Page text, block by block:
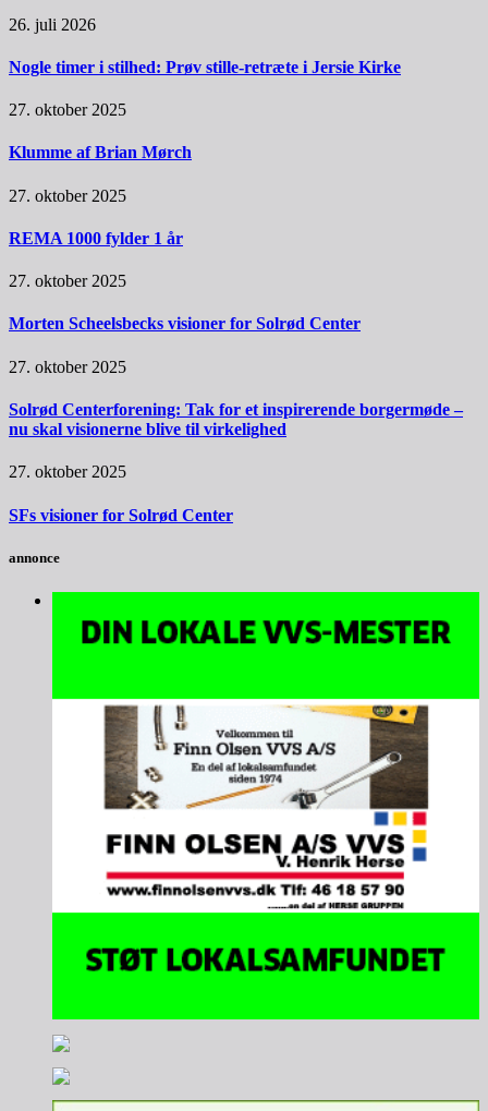
26. juli 2026
Nogle timer i stilhed: Prøv stille-retræte i Jersie Kirke
27. oktober 2025
Klumme af Brian Mørch
27. oktober 2025
REMA 1000 fylder 1 år
27. oktober 2025
Morten Scheelsbecks visioner for Solrød Center
27. oktober 2025
Solrød Centerforening: Tak for et inspirerende borgermøde –
nu skal visionerne blive til virkelighed
27. oktober 2025
SFs visioner for Solrød Center
annonce